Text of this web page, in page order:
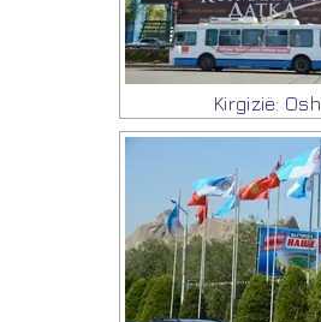
Kirgizië: Osh